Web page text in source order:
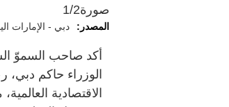
صورة1/2
المصدر: دبي - الإمارات
أكد صاحب السموّ
الوزراء حاكم دبي،
الاقتصادية